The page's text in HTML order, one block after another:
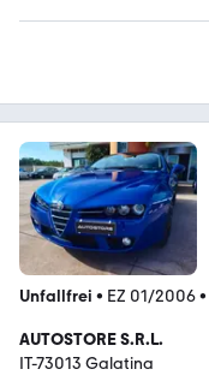
Unfallfrei • EZ 01/2006•
AUTOSTORE S.R.L.
IT-73013 Galatina